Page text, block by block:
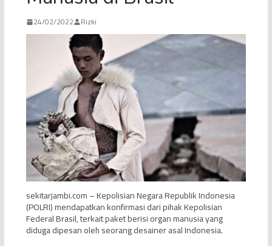
24/02/2022 Rizki
sekitarjambi.com – Kepolisian Negara Republik Indonesia
(POLRI) mendapatkan konfirmasi dari pihak Kepolisian
Federal Brasil, terkait paket berisi organ manusia yang
diduga dipesan oleh seorang desainer asal Indonesia.